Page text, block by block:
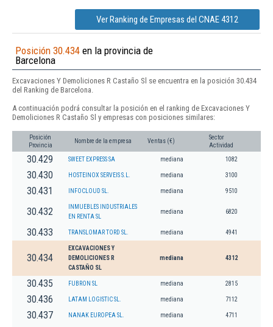
Ver Ranking de Empresas del CNAE 4312
Posición 30.434 en la provincia de
Barcelona
Excavaciones Y Demoliciones R Castaño Sl se encuentra en la posición 30.434
del Ranking de Barcelona.
A continuación podrá consultar la posición en el ranking de Excavaciones Y
Demoliciones R Castaño Sl y empresas con posiciones similares:
Posición
Provincia
Nombre de la empresa Ventas (€)
Sector
Actividad
30.429 SWEET EXPRESS SA mediana 1082
30.430 HOSTEINOX SERVEIS S.L. mediana 3100
30.431 INFOCLOUD SL. mediana 9510
30.432
INMUEBLES INDUSTRIALES
EN RENTA SL
mediana 6820
30.433 TRANSLOMAR TORD SL. mediana 4941
30.434
EXCAVACIONES Y
DEMOLICIONES R
CASTAÑO SL
mediana 4312
30.435 FUBRON SL mediana 2815
30.436 LATAM LOGISTIC SL. mediana 7112
30.437 NANAK EUROPEA SL. mediana 4711